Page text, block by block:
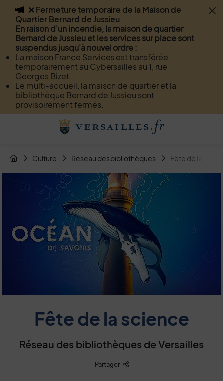
Flash info
❌ Fermeture temporaire de la Maison de
Quartier Bernard de Jussieu
En raison d'un incendie, la maison de quartier
Bernard de Jussieu et les services sur place sont
suspendus jusqu'à nouvel ordre :
La maison France Services est transférée
temporairement au Cybersailles au 1, rue
Georges Bizet.
Le multi-accueil, la maison de quartier et la
bibliothèque Bernard de Jussieu sont
provisoirement fermés.
Menu de raccourcis
Menu
Recherche
Page de contact
Contenu
Retour à l'accueil
Fil d'Arianne de la page
Page d'accueil du site
Culture Réseau des bibliothèques Fête de la
Image d'illustration de Fête de la science
Fête de la science
Réseau des bibliothèques de Versailles
Partager Liste des liens de partage